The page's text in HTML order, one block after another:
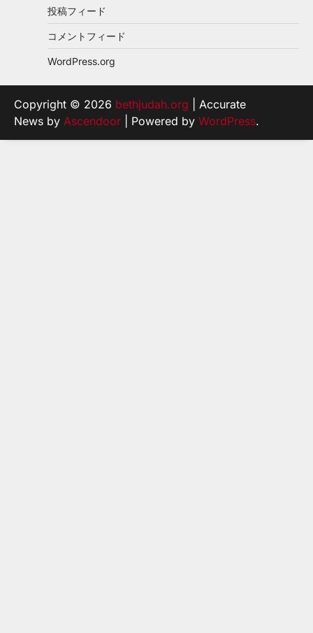
投稿フィード
コメントフィード
WordPress.org
Copyright © 2026 bethjudah.org | Accurate
News by Ascendoor | Powered by WordPress.